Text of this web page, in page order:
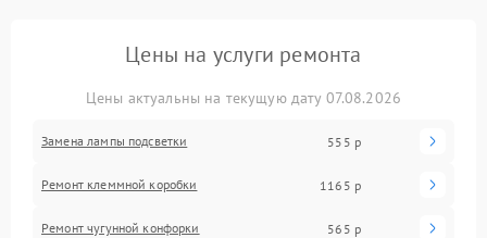
Цены на услуги ремонта
Цены актуальны на текущую дату 07.08.2026
Замена лампы подсветки 555 р
Ремонт клеммной коробки 1165 р
Ремонт чугунной конфорки 565 р